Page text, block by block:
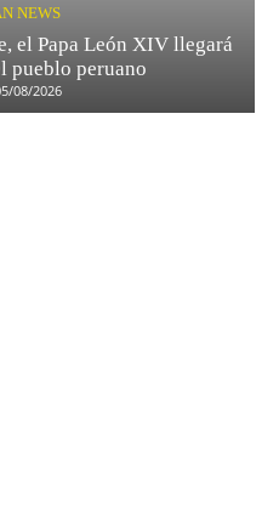
NEWS
el Papa León XIV llegará
pueblo peruano
08/2026